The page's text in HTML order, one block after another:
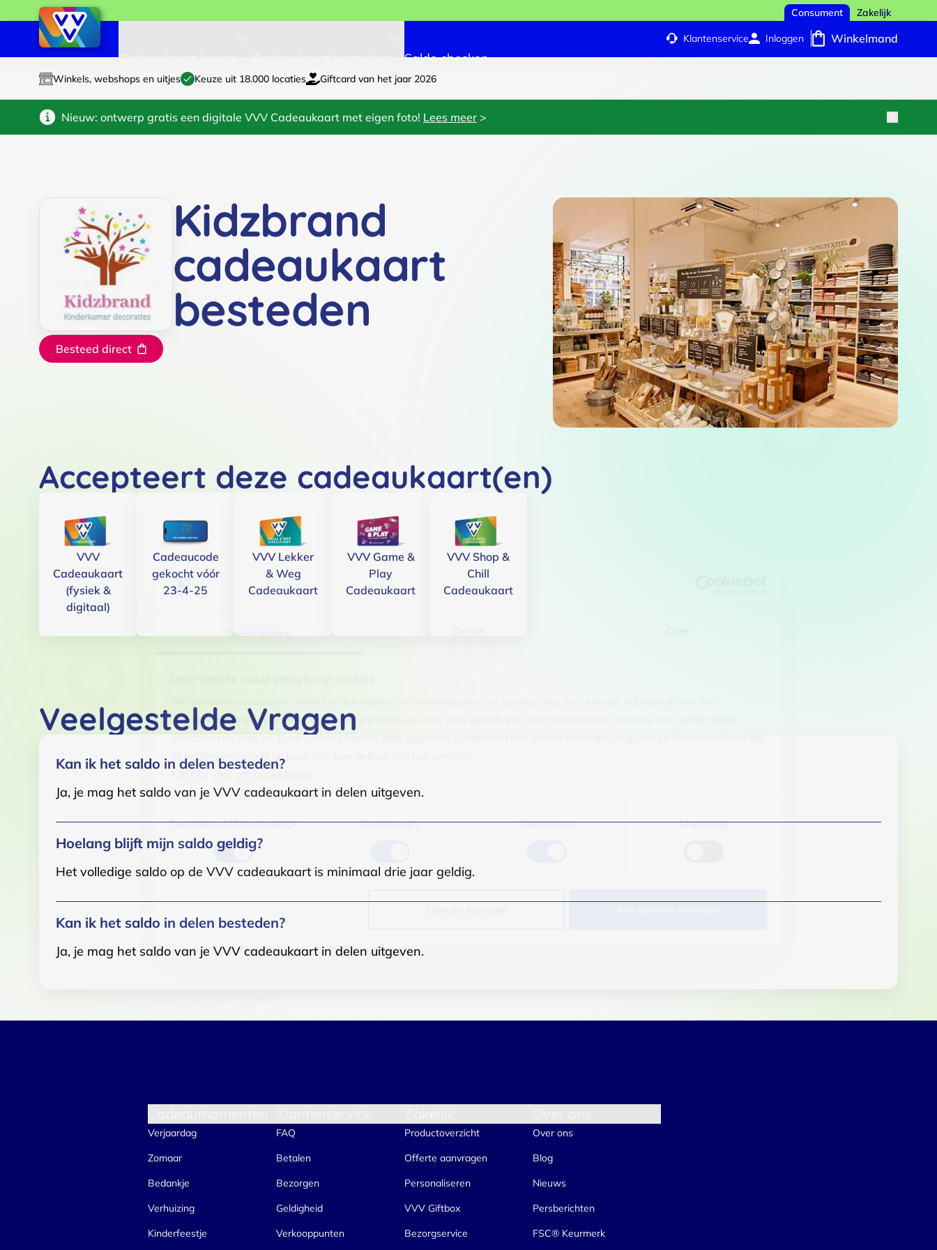
Toestemming
websiteverkeer te analyseren. Ook delen we informatie over jouw gebruik van onze site met onze partners voor social media,
adverteren en analyse. Deze partners kunnen deze gegevens combineren met andere informatie die je aan ze hebt verstrekt of die
ze hebben verzameld op basis van jouw gebruik van hun services.
Functioneel / Noodzakelijk
Voorkeuren Statistieken Marketing
Consument Zakelijk
Saldo checken
Klantenservice Inloggen Winkelmand
Winkels, webshops en uitjes Keuze uit 18.000 locaties Giftcard van het jaar 2026
Nieuw: ontwerp gratis een digitale VVV Cadeaukaart met eigen foto! Lees meer >
Kidzbrand
cadeaukaart
besteden
Besteed direct
Accepteert deze cadeaukaart(en)
VVV
Cadeaukaart
(fysiek &
digitaal)
Cadeaucode
gekocht vóór
23-4-25
VVV Lekker
& Weg
Cadeaukaart
VVV Game &
Play
Cadeaukaart
VVV Shop &
Chill
Cadeaukaart
Veelgestelde Vragen
Kan ik het saldo in delen besteden?
Ja, je mag het saldo van je VVV cadeaukaart in delen uitgeven.
Hoelang blijft mijn saldo geldig?
Het volledige saldo op de VVV cadeaukaart is minimaal drie jaar geldig.
Kan ik het saldo in delen besteden?
Ja, je mag het saldo van je VVV cadeaukaart in delen uitgeven.
Verjaardag
Zomaar
Bedankje
Verhuizing
Kinderfeestje
FAQ
Betalen
Bezorgen
Geldigheid
Verkooppunten
Productoverzicht
Offerte aanvragen
Personaliseren
VVV Giftbox
Bezorgservice
Over ons
Blog
Nieuws
Persberichten
FSC® Keurmerk